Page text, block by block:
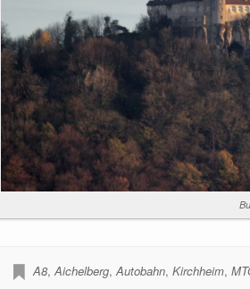
A8,Aichelberg,Autobahn, Kirchheim,